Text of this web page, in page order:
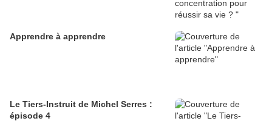
Apprendre à apprendre
Le Tiers-Instruit de Michel Serres :
épisode 4